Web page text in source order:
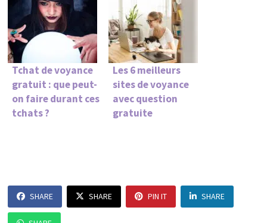
Tchat de voyance
gratuit : que peut-
on faire durant ces
tchats ?
Les 6 meilleurs
sites de voyance
avec question
gratuite
SHARE SHARE PIN IT SHARE